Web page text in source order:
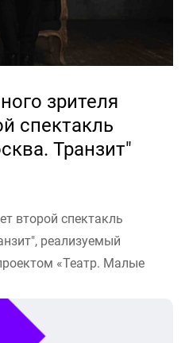
зрителя
спектакль
Транзит"
второй спектакль
реализуемый
«Театр. Малые
ТЮЗа "Записки